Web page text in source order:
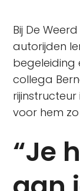
Bij De
autorijden
begeleiding
collega
voor hem
“Je